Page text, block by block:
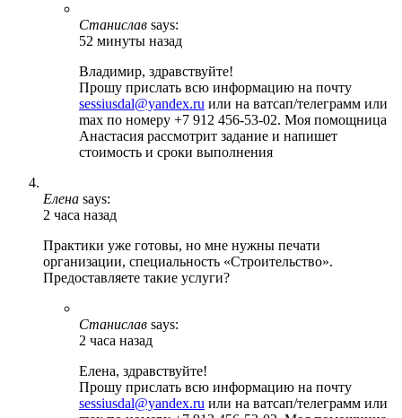
Станислав says:
52 минуты назад
Владимир, здравствуйте!
Прошу прислать всю информацию на почту
sessiusdal@yandex.ru или на ватсап/телеграмм или
max по номеру +7 912 456-53-02. Моя помощница
Анастасия рассмотрит задание и напишет
стоимость и сроки выполнения
Елена says:
2 часа назад
Практики уже готовы, но мне нужны печати
организации, специальность «Строительство».
Предоставляете такие услуги?
Станислав says:
2 часа назад
Елена, здравствуйте!
Прошу прислать всю информацию на почту
sessiusdal@yandex.ru или на ватсап/телеграмм или